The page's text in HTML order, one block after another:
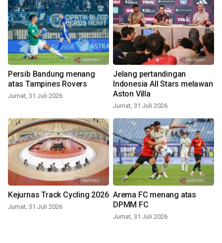
Persib Bandung menang
atas Tampines Rovers
Jumat, 31 Juli 2026
Jelang pertandingan
Indonesia All Stars melawan
Aston Villa
Jumat, 31 Juli 2026
Kejurnas Track Cycling 2026
Jumat, 31 Juli 2026
Arema FC menang atas
DPMM FC
Jumat, 31 Juli 2026